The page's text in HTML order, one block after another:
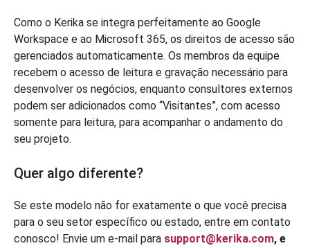
Como o Kerika se integra perfeitamente ao Google
Workspace e ao Microsoft 365, os direitos de acesso são
gerenciados automaticamente. Os membros da equipe
recebem o acesso de leitura e gravação necessário para
desenvolver os negócios, enquanto consultores externos
podem ser adicionados como “Visitantes”, com acesso
somente para leitura, para acompanhar o andamento do
seu projeto.
Quer algo diferente?
Se este modelo não for exatamente o que você precisa
para o seu setor específico ou estado, entre em contato
conosco! Envie um e-mail para support@kerika.com, e